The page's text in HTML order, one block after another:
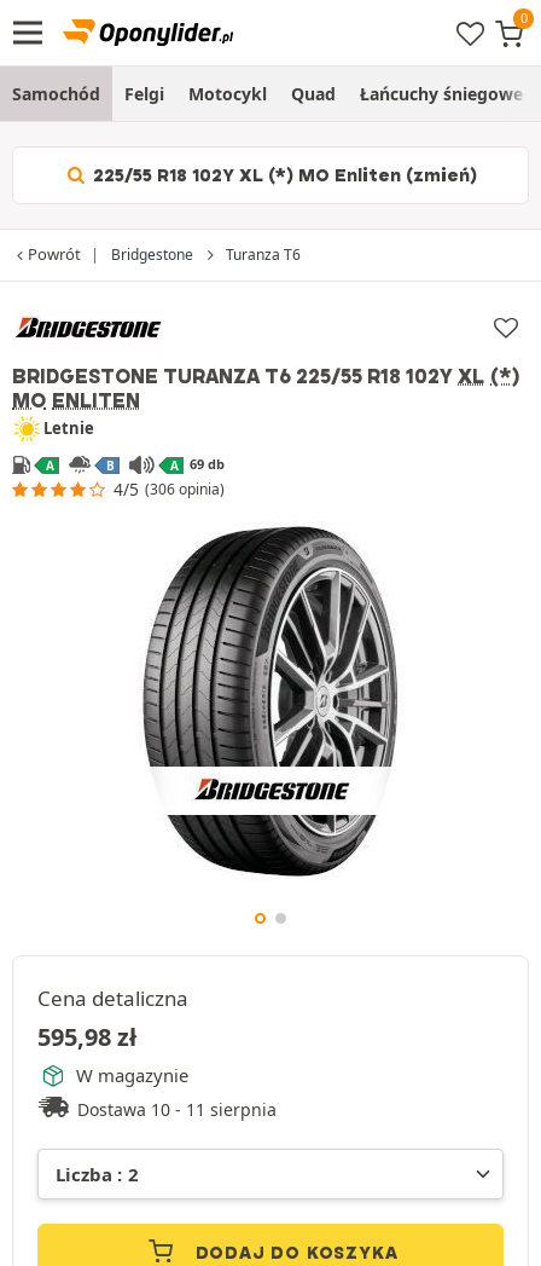
Samochód Felgi Motocykl Quad Łańcuchy śniegowe
225/55 R18 102Y XL (*) MO Enliten (zmień)
Powrót Bridgestone Turanza T6
BRIDGESTONE TURANZA T6 225/55 R18 102Y XL (*)
MO ENLITEN
Letnie
A B A 69 db
4/5 (306 opinia)
Cena detaliczna
595,98zł
W magazynie
Dostawa 10 - 11 sierpnia
DODAJ DO KOSZYKA